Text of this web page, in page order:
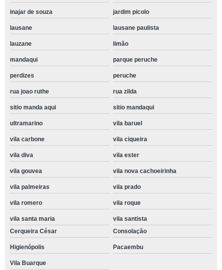
inajar de souza jardim picolo
lausane lausane paulista
lauzane limão
mandaqui parque peruche
perdizes peruche
rua joao ruthe rua zilda
sitio manda aqui sitio mandaqui
ultramarino vila baruel
vila carbone vila ciqueira
vila diva vila ester
vila gouvea vila nova cachoeirinha
vila palmeiras vila prado
vila romero vila roque
vila santa maria
vila santista
Cerqueira César
Consolação
Higienópolis Pacaembu
Vila Buarque